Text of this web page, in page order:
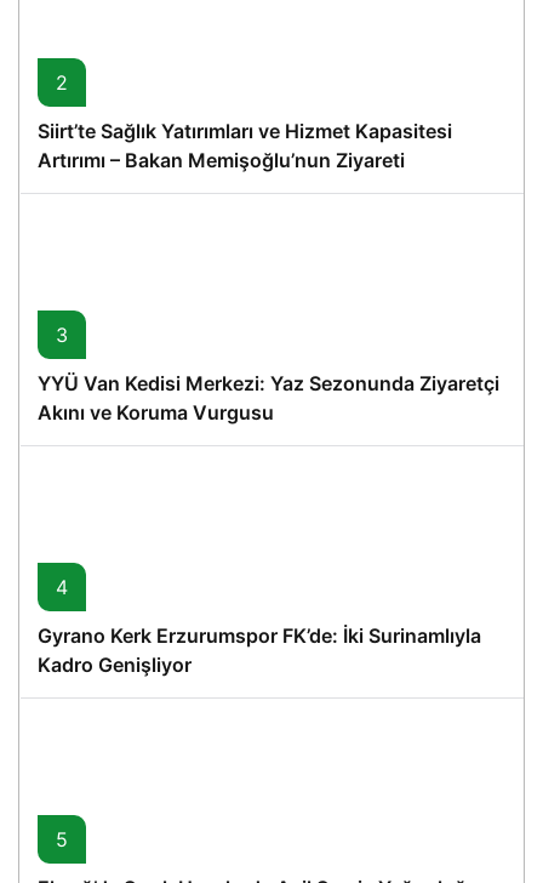
2
Siirt’te Sağlık Yatırımları ve Hizmet Kapasitesi
Artırımı – Bakan Memişoğlu’nun Ziyareti
3
YYÜ Van Kedisi Merkezi: Yaz Sezonunda Ziyaretçi
Akını ve Koruma Vurgusu
4
Gyrano Kerk Erzurumspor FK’de: İki Surinamlıyla
Kadro Genişliyor
5